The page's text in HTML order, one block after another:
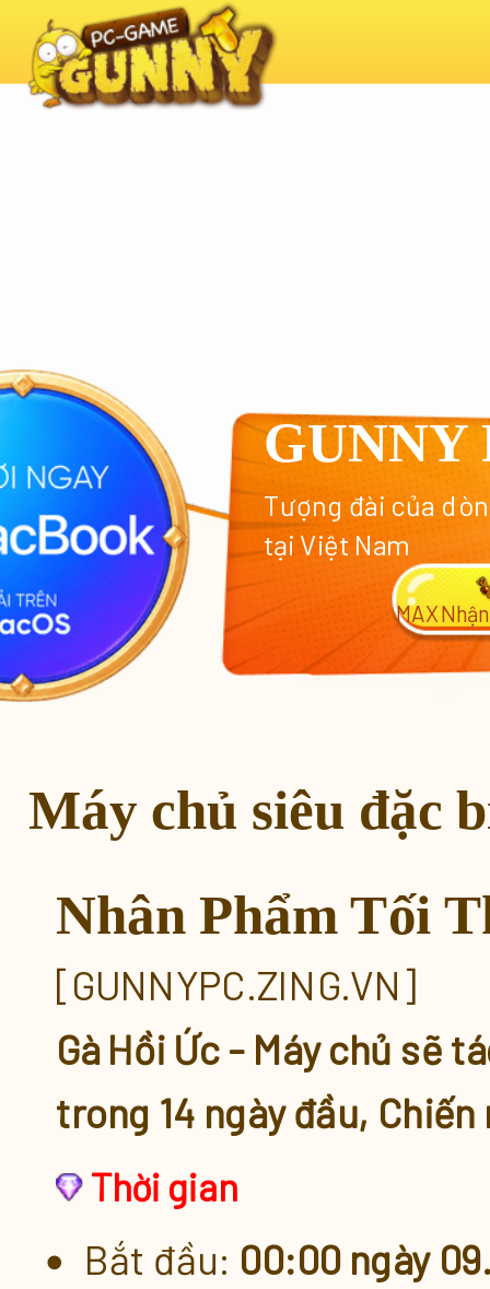
GUNNY
Tượng đài của
tại Việt Nam
MAX
Máy chủ siêu đặc
Đăng ký nhận CODE Chào
Quà Tặng Đặc Biệt Đăng
Thử Tài Dung Luyện
Nhân Phẩm Tối Thượng
x16 Xu Khóa
Nhân Phẩm Tối
[GUNNYPC.ZING.VN]
Gà Hồi Ức - Máy chủ sẽ
trong 14 ngày đầu, Chiến
Thời gian
Bắt đầu: 00:00 ngày